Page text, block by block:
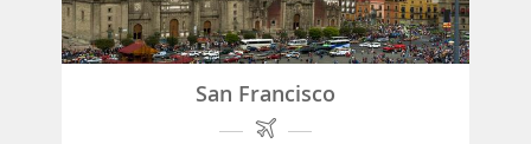
San Francisco